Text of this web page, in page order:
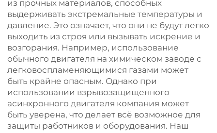
из прочных материалов, способных
выдерживать экстремальные температуры и
давление. Это означает, что они не будут легко
выходить из строя или вызывать искрение и
возгорания. Например, использование
обычного двигателя на химическом заводе с
легковоспламеняющимися газами может
быть крайне опасным. Однако при
использовании взрывозащищенного
асинхронного двигателя компания может
быть уверена, что делает всё возможное для
защиты работников и оборудования. Наш